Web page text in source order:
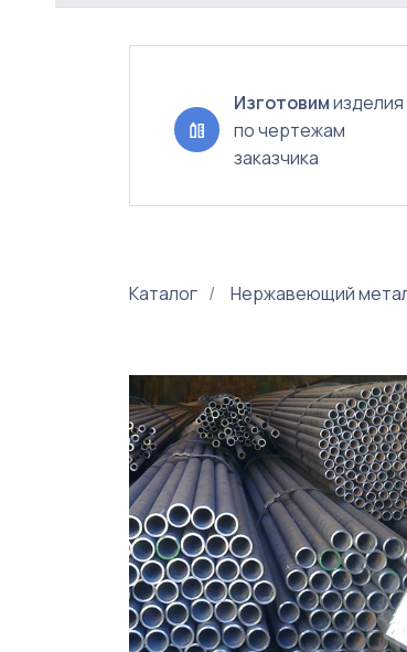
Изготовимизделия
по чертежам
заказчика
Каталог / Нержавеющий